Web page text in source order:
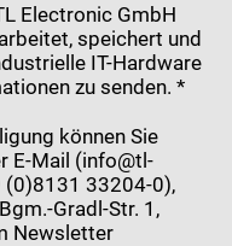
Electronic GmbH
speichert und
IT-Hardware
zu senden. *
können Sie
E-Mail (info@tl-
(0)8131 33204-0),
Gradl-Str. 1,
Newsletter